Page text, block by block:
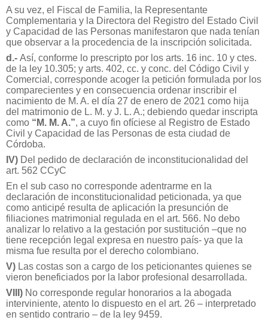
A su vez, el Fiscal de Familia, la Representante
Complementaria y la Directora del Registro del Estado Civil
y Capacidad de las Personas manifestaron que nada tenían
que observar a la procedencia de la inscripción solicitada.
d.- Así, conforme lo prescripto por los arts. 16 inc. 10 y ctes.
de la ley 10.305; y arts. 402, cc. y conc. del Código Civil y
Comercial, corresponde acoger la petición formulada por los
comparecientes y en consecuencia ordenar inscribir el
nacimiento de M. A. el día 27 de enero de 2021 como hija
del matrimonio de L. M. y J. L. A.; debiendo quedar inscripta
como “M. M. A.”, a cuyo fin ofíciese al Registro de Estado
Civil y Capacidad de las Personas de esta ciudad de
Córdoba.
IV) Del pedido de declaración de inconstitucionalidad del
art. 562 CCyC
En el sub caso no corresponde adentrarme en la
declaración de inconstitucionalidad peticionada, ya que
como anticipé resulta de aplicación la presunción de
filiaciones matrimonial regulada en el art. 566. No debo
analizar lo relativo a la gestación por sustitución –que no
tiene recepción legal expresa en nuestro país- ya que la
misma fue resulta por el derecho colombiano.
V) Las costas son a cargo de los peticionantes quienes se
vieron beneficiados por la labor profesional desarrollada.
VIII) No corresponde regular honorarios a la abogada
interviniente, atento lo dispuesto en el art. 26 – interpretado
en sentido contrario – de la ley 9459.